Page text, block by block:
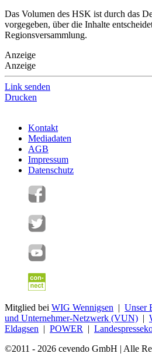
Das Volumen des HSK ist durch das
vorgegeben, über die Inhalte
Regionsversammlung.
Anzeige
Anzeige
Link senden
Drucken
Kontakt
Mediadaten
AGB
Impressum
Datenschutz
Mitglied bei WIG Wennigsen | Unser
und Unternehmer-Netzwerk (VUN) |
Eldagsen | POWER |
©2011 - 2026 cevendo GmbH | Alle